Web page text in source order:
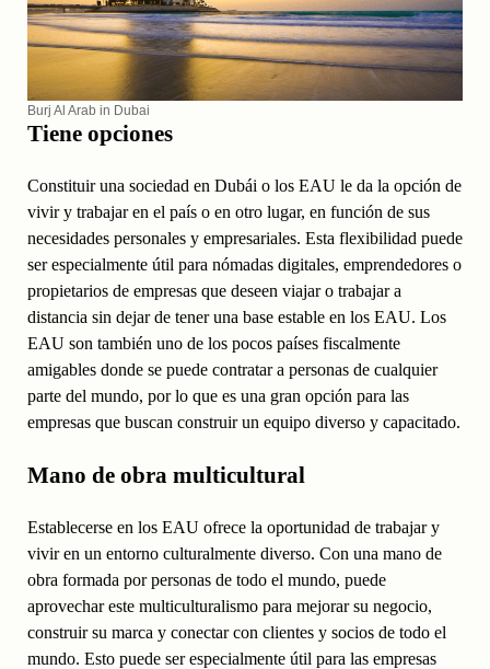
Burj Al Arab in Dubai
Tiene opciones
Constituir una sociedad en Dubái o los EAU le da la opción de
vivir y trabajar en el país o en otro lugar, en función de sus
necesidades personales y empresariales. Esta flexibilidad puede
ser especialmente útil para nómadas digitales, emprendedores o
propietarios de empresas que deseen viajar o trabajar a
distancia sin dejar de tener una base estable en los EAU. Los
EAU son también uno de los pocos países fiscalmente
amigables donde se puede contratar a personas de cualquier
parte del mundo, por lo que es una gran opción para las
empresas que buscan construir un equipo diverso y capacitado.
Mano de obra multicultural
Establecerse en los EAU ofrece la oportunidad de trabajar y
vivir en un entorno culturalmente diverso. Con una mano de
obra formada por personas de todo el mundo, puede
aprovechar este multiculturalismo para mejorar su negocio,
construir su marca y conectar con clientes y socios de todo el
mundo. Esto puede ser especialmente útil para las empresas